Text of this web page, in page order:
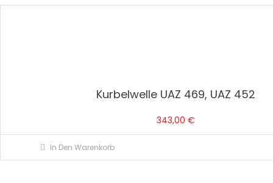
Kurbelwelle UAZ 469, UAZ 452
343,00 €
In Den Warenkorb